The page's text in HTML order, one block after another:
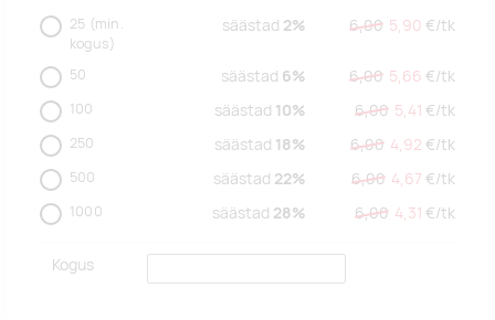
25 (min.
kogus)
säästad 2% 6,00 5,90 €/tk
50 säästad 6% 6,00 5,66 €/tk
100 säästad 10% 6,00 5,41 €/tk
250 säästad 18% 6,00 4,92 €/tk
500 säästad 22% 6,00 4,67 €/tk
1000 säästad 28% 6,00 4,31 €/tk
Kogus